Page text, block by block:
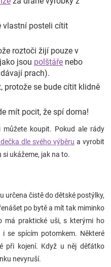
vlastní posteli cítit
roztoči žijí pouze v
jsou polštáře nebo
prach).
protože se bude cítit klidně
mít pocit, že spí doma!
můžete koupit. Pokud ale rády
dle svého výběru a vyrobit
ukážeme, jak na to.
určena čistě do dětské postýlky,
po bytě a mít tak miminko
má praktické uši, s kterými ho
se spícím potomkem. Některé
při kojení. Když u něj děťátko
nevyruší.